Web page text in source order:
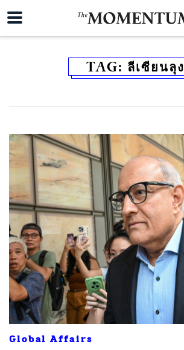
TAG: ลีเซียนลุง
Global Affairs